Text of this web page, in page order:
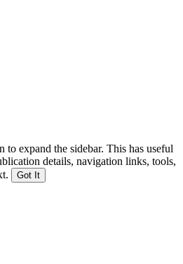
to expand the sidebar. This has useful
details, navigation links, tools,
Got It